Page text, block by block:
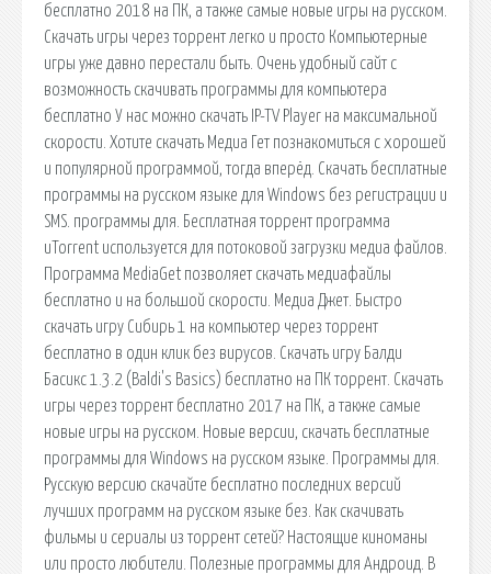
бесплатно 2018 на ПК, а также самые новые игры на русском.
Скачать игры через торрент легко и просто Компьютерные
игры уже давно перестали быть. Очень удобный сайт с
возможность скачивать программы для компьютера
бесплатно У нас можно скачать IP-TV Player на максимальной
скорости. Хотите скачать Медиа Гет познакомиться с хорошей
и популярной программой, тогда вперёд. Скачать бесплатные
программы на русском языке для Windows без регистрации и
SMS. программы для. Бесплатная торрент программа
uTorrent используется для потоковой загрузки медиа файлов.
Программа MediaGet позволяет скачать медиафайлы
бесплатно и на большой скорости. Медиа Джет. Быстро
скачать игру Сибирь 1 на компьютер через торрент
бесплатно в один клик без вирусов. Cкачать игру Балди
Басикс 1.3.2 (Baldi's Basics) бесплатно на ПК торрент. Скачать
игры через торрент бесплатно 2017 на ПК, а также самые
новые игры на русском. Новые версии, скачать бесплатные
программы для Windows на русском языке. Программы для.
Русскую версию скачайте бесплатно последних версий
лучших программ на русском языке без. Как скачивать
фильмы и сериалы из торрент сетей? Настоящие киноманы
или просто любители. Полезные программы для Андроид. В